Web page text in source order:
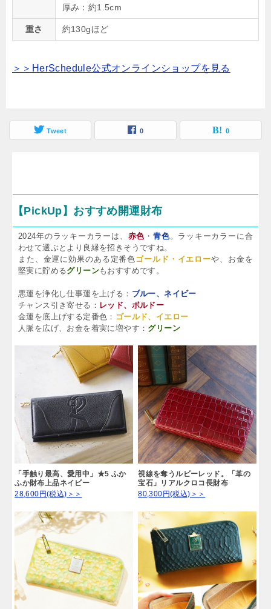
厚み：約1.5cm
重さ 約130gほど
＞＞HerSchedule公式オンラインショップを見る
Tweet 0 0
【PickUp】おすすめ開運財布
2024年のラッキーカラーは、 赤色 ・ 青色。ラッキーカラーに合
わせて選ぶとより良縁を招きそうですね。
また、金運に効果のある定番色ゴールド・イエローや、お金を
堅実に貯めるグリーンもおすすめです。
悪運を浄化し仕事運を上げる： ブルー、ネイビー
チャンス引き寄せる： レッド、ボルドー
金運を底上げする定番色： ゴールド、イエロー
人脈を広げ、お金を着実に増やす： グリーン
「手触り最高、愛用中」★5 ふか
ふか財布上品ネイビー
28,600円(税込)＞＞
視線を奪うルビーレッド。「革の
宝石」リアルクロコ長財布
80,300円(税込)＞＞